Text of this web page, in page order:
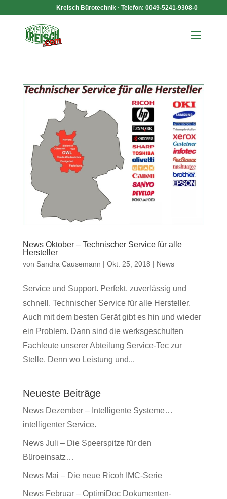
Kreisch Bürotechnik · Telefon: 0049-5241-9308-0
News Oktober – Technischer Service für alle
Hersteller
von Sandra Causemann | Okt. 25, 2018 | News
Service und Support. Perfekt, zuverlässig und
schnell. Technischer Service für alle Hersteller.
Auch mit dem besten Gerät gibt es hin und wieder
ein Problem. Dann sind die werksgeschulten
Fachleute unserer Abteilung Service-Tec zur
Stelle. Denn wo Leistung und...
Neueste Beiträge
News Dezember – Intelligente Systeme…
intelligenter Service.
News Juli – Die Speerspitze für den
Büroeinsatz…
News Mai – Die neue Ricoh IMC-Serie
News Februar – OptimiDoc Dokumenten-